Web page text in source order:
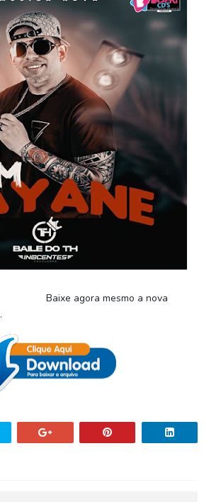
Baixe agora mesmo a nova
.